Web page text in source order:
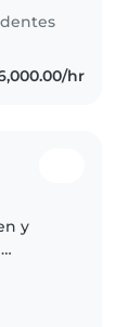
las
hr
y